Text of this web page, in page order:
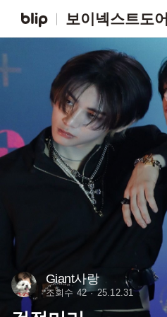
보이넥스트도어
Giant사랑
조회수 42 25.12.31